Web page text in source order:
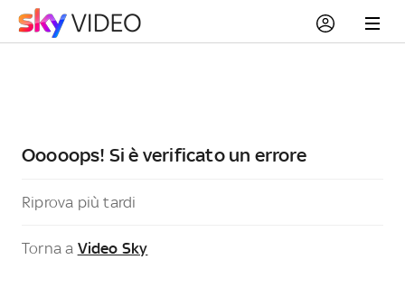
Ooooops! Si è verificato un errore
Riprova più tardi
Torna a Video Sky